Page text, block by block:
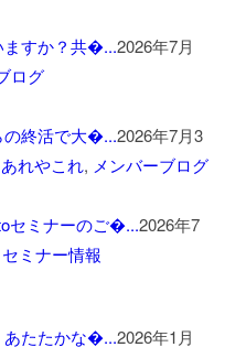
ますか？共�...2026年7月
ログ
の終活で大�...2026年7月3
れやこれ, メンバーブログ
セミナーのご�...2026年7
セミナー情報
あたたかな�...2026年1月